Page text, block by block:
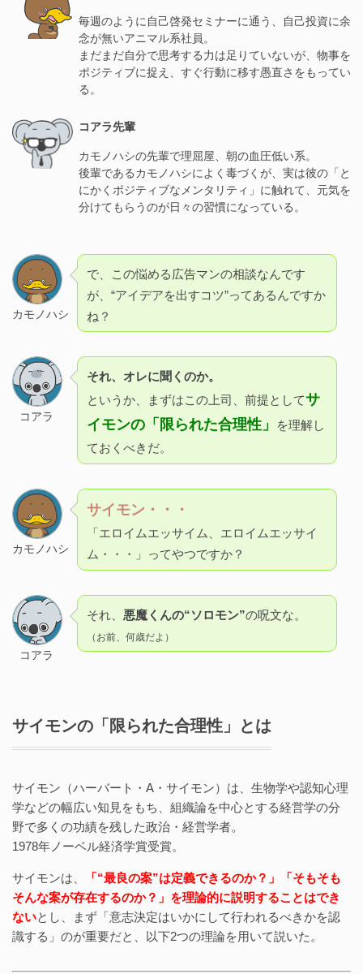
毎週のように自己啓発セミナーに通う、自己投資に余
念が無いアニマル系社員。
まだまだ自分で思考する力は足りていないが、物事を
ポジティブに捉え、すぐ行動に移す愚直さをもってい
る。
コアラ先輩
カモノハシの先輩で理屈屋、朝の血圧低い系。
後輩であるカモノハシによく毒づくが、実は彼の「と
にかくポジティブなメンタリティ」に触れて、元気を
分けてもらうのが日々の習慣になっている。
カモノハシ
で、この悩める広告マンの相談なんです
が、“アイデアを出すコツ”ってあるんですか
ね？
コアラ
それ、オレに聞くのか。
というか、まずはこの上司、前提としてサ
イモンの「限られた合理性」
を理解し
ておくべきだ。
カモノハシ
サイモン・・・
「エロイムエッサイム、エロイムエッサイ
ム・・・」ってやつですか？
コアラ
それ、 悪魔くんの“ソロモン”の呪文な。
（お前、何歳だよ）
サイモンの「限られた合理性」とは
サイモン（ハーバート・A・サイモン）は、生物学や認知心理
学などの幅広い知見をもち、組織論を中心とする経営学の分
野で多くの功績を残した政治・経営学者。
1978年ノーベル経済学賞受賞。
サイモンは、
「“最良の案”は定義できるのか？」「そもそも
そんな案が存在するのか？」を理論的に説明することはでき
ないとし、まず「意志決定はいかにして行われるべきかを認
識する」のが重要だと、以下2つの理論を用いて説いた。